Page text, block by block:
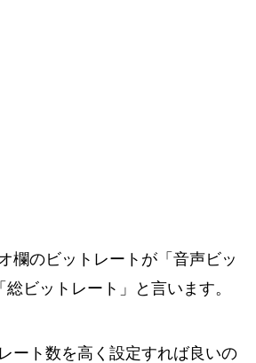
欄のビットレートが「音声ビッ
ビットレート」と言います。
ート数を高く設定すれば良いの